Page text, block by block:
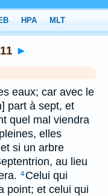
►
eaux; car avec le
part à sept, et
quel mal viendra
elles
si un arbre
au lieu
4 Celui qui
point; et celui qui